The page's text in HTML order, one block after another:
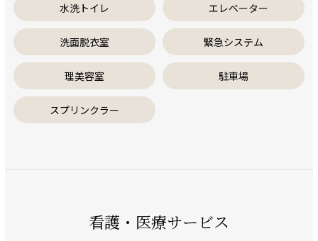
水洗トイレ エレベーター
洗面脱衣室 緊急システム
理美容室 駐車場
スプリンクラー
看護・医療サービス